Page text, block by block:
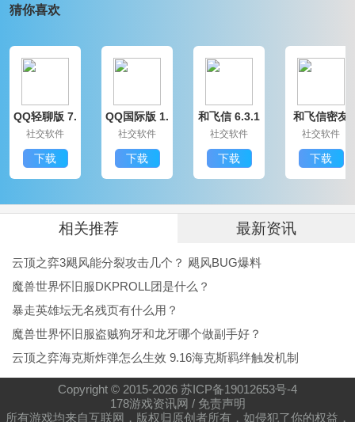
猜你喜欢
QQ轻聊版 7.
9.14314.0
社交软件
下载
QQ国际版 1.
91.1370.0
社交软件
下载
和飞信 6.3.1
200
社交软件
下载
和飞信密友
圈版 6.3.120
社交软件
下载
相关推荐 最新资讯
云顶之弈3飓风能分裂攻击几个？ 飓风BUG爆料
魔兽世界怀旧服DKPROLL团是什么？
暴走英雄坛无名残页有什么用？
魔兽世界怀旧服盗贼狗牙和龙牙哪个做副手好？
云顶之弈海克斯炸弹怎么生效 9.16海克斯羁绊触发机制
Copyright © 2015-2026 苏ICP备19012653号-4
178游戏资讯网 / 免责声明
所有游戏均来自互联网，版权归原创者所有，如侵犯了你的权益，